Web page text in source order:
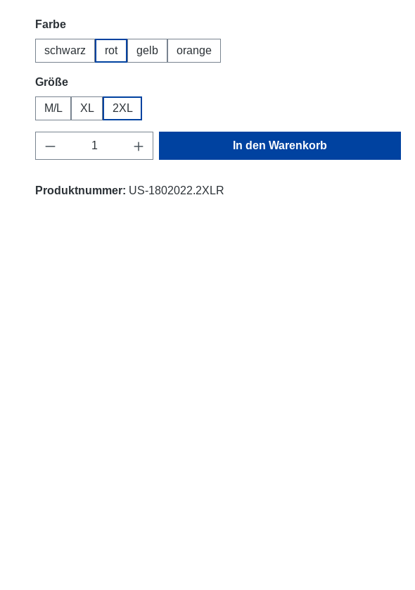
Farbeauswählen
schwarz rot gelb orange
Größeauswählen
M/L XL 2XL
Produkt Anzahl: Gib den gewünschten Wert ein
In den Warenkorb
Produktnummer: US-1802022.2XLR